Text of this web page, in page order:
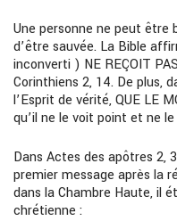
Une personne ne peut être
d’être sauvée. La Bible
inconverti ) NE REÇOIT
Corinthiens 2, 14. De plus,
l’Esprit de vérité, QUE LE
qu’il ne le voit point et ne
Dans Actes des apôtres 2,
premier message après la
dans la Chambre Haute, il
chrétienne :